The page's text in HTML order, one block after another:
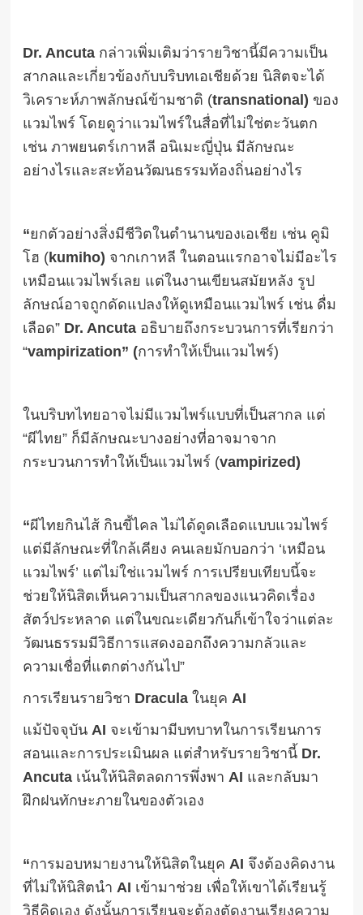
Dr. Ancuta กล่าวเพิ่มเติมว่ารายวิชานี้มีความเป็น
สากลและเกี่ยวข้องกับบริบทเอเชียด้วย นิสิตจะได้
วิเคราะห์ภาพลักษณ์ข้ามชาติ (transnational) ของ
แวมไพร์ โดยดูว่าแวมไพร์ในสื่อที่ไม่ใช่ตะวันตก
เช่น ภาพยนตร์เกาหลี อนิเมะญี่ปุ่น มีลักษณะ
อย่างไรและสะท้อนวัฒนธรรมท้องถิ่นอย่างไร
“ยกตัวอย่างสิ่งมีชีวิตในตำนานของเอเชีย เช่น คูมิ
โฮ (kumiho) จากเกาหลี ในตอนแรกอาจไม่มีอะไร
เหมือนแวมไพร์เลย แต่ในงานเขียนสมัยหลัง รูป
ลักษณ์อาจถูกดัดแปลงให้ดูเหมือนแวมไพร์ เช่น ดื่ม
เลือด” Dr. Ancuta อธิบายถึงกระบวนการที่เรียกว่า
“vampirization” (การทำให้เป็นแวมไพร์)
ในบริบทไทยอาจไม่มีแวมไพร์แบบที่เป็นสากล แต่
“ผีไทย” ก็มีลักษณะบางอย่างที่อาจมาจาก
กระบวนการทำให้เป็นแวมไพร์ (vampirized)
“ผีไทยกินไส้ กินขี้ไคล ไม่ได้ดูดเลือดแบบแวมไพร์
แต่มีลักษณะที่ใกล้เคียง คนเลยมักบอกว่า ‘เหมือน
แวมไพร์’ แต่ไม่ใช่แวมไพร์ การเปรียบเทียบนี้จะ
ช่วยให้นิสิตเห็นความเป็นสากลของแนวคิดเรื่อง
สัตว์ประหลาด แต่ในขณะเดียวกันก็เข้าใจว่าแต่ละ
วัฒนธรรมมีวิธีการแสดงออกถึงความกลัวและ
ความเชื่อที่แตกต่างกันไป”
การเรียนรายวิชา Dracula ในยุค AI
แม้ปัจจุบัน AI จะเข้ามามีบทบาทในการเรียนการ
สอนและการประเมินผล แต่สำหรับรายวิชานี้ Dr.
Ancuta เน้นให้นิสิตลดการพึ่งพา AI และกลับมา
ฝึกฝนทักษะภายในของตัวเอง
“การมอบหมายงานให้นิสิตในยุค AI จึงต้องคิดงาน
ที่ไม่ให้นิสิตนำ AI เข้ามาช่วย เพื่อให้เขาได้เรียนรู้
วิธีคิดเอง ดังนั้นการเรียนจะต้องตัดงานเรียงความ